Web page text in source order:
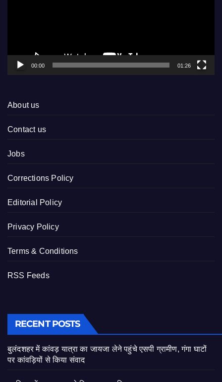
00:00 01:26
About us
Contact us
Jobs
Corrections Policy
Editorial Policy
Privacy Policy
Terms & Conditions
RSS Feeds
RECENT POSTS
बुलंदशहर में कांवड़ यात्रा का जायजा लेने पहुंचे एसपी ग्रामीण, गंगा घाटों
पर कांवड़ियों से किया संवाद